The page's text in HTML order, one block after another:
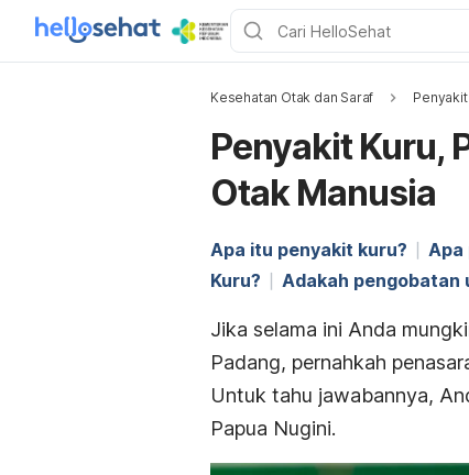
Kesehatan Otak dan Saraf
Penyakit Kuru,
Otak Manusia
Apa itu penyakit kuru? Apa
Kuru?
Adakah pengobatan
Jika selama ini Anda
Padang, pernahkah
Untuk tahu jawabannya,
Papua Nugini.